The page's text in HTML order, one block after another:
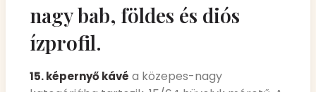
nagy bab, földes és diós
ízprofil.
15. képernyő kávé a közepes-nagy